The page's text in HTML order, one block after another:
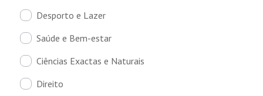
Desporto e Lazer
Saúde e Bem-estar
Ciências Exactas e Naturais
Direito